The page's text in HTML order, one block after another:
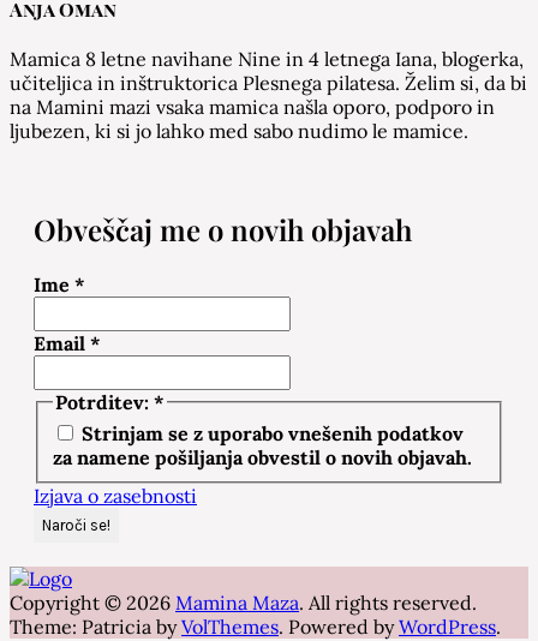
Anja Oman
Mamica 8 letne navihane Nine in 4 letnega Iana, blogerka,
učiteljica in inštruktorica Plesnega pilatesa. Želim si, da bi
na Mamini mazi vsaka mamica našla oporo, podporo in
ljubezen, ki si jo lahko med sabo nudimo le mamice.
Obveščaj me o novih objavah
Ime *
Email *
Potrditev: *
Strinjam se z uporabo vnešenih podatkov
za namene pošiljanja obvestil o novih objavah.
Izjava o zasebnosti
Copyright © 2026 Mamina Maza. All rights reserved.
Theme: Patricia byVolThemes. Powered byWordPress.